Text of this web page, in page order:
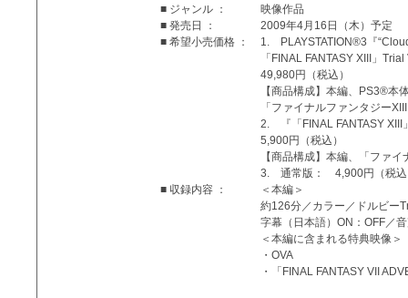
■ ジャンル ：
映像作品
■ 発売日 ：
2009年4月16日（木）予定
■ 希望小売価格 ：
1. PLAYSTATION®3『
「FINAL FANTASY XIII」
49,980円（税込）
【商品構成】本編、PS3®本
「ファイナルファンタジー
2. 『「FINAL FANTASY XIII
5,900円（税込）
【商品構成】本編、「ファ
3. 通常版： 4,900円（税込
■ 収録内容 ：
＜本編＞
約126分／カラー／ドルビー
字幕（日本語）ON：OFF／
＜本編に含まれる特典映像＞
・OVA
・「FINAL FANTASY VII